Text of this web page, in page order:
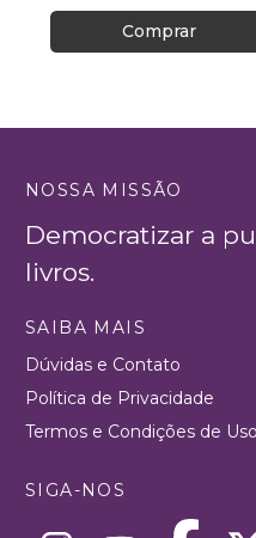
Comprar
NOSSA MISSÃO
Democratizar a
livros.
SAIBA MAIS
Dúvidas e Contato
Política de Privacidade
Termos e Condições de Uso
SIGA-NOS